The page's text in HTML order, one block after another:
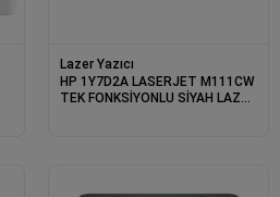
Lazer Yazıcı
HP 1Y7D2A LASERJET M111CW
TEK FONKSİYONLU SİYAH LAZER